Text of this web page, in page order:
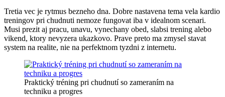
Tretia vec je rytmus bezneho dna. Dobre nastavena tema vela kardio
treningov pri chudnuti nemoze fungovat iba v idealnom scenari.
Musi prezit aj pracu, unavu, vynechany obed, slabsi trening alebo
vikend, ktory nevyzera ukazkovo. Prave preto ma zmysel stavat
system na realite, nie na perfektnom tyzdni z internetu.
Praktický tréning pri chudnutí so zameraním na
techniku a progres